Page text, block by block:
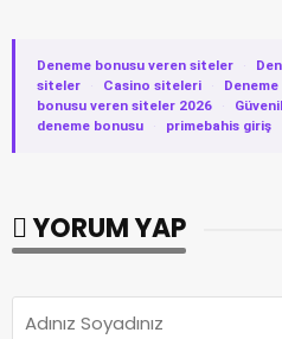
Deneme bonusu veren siteler ·
siteler
· Casino siteleri ·
bonusu veren siteler 2026
·
deneme bonusu
· primebahis giriş
YORUM YAP